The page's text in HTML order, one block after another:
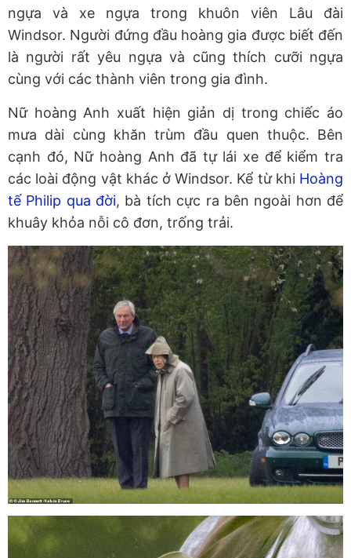
ngựa và xe ngựa trong khuôn viên Lâu đài
Windsor. Người đứng đầu hoàng gia được biết đến
là người rất yêu ngựa và cũng thích cưỡi ngựa
cùng với các thành viên trong gia đình.
Nữ hoàng Anh xuất hiện giản dị trong chiếc áo
mưa dài cùng khăn trùm đầu quen thuộc. Bên
cạnh đó, Nữ hoàng Anh đã tự lái xe để kiểm tra
các loài động vật khác ở Windsor. Kể từ khi Hoàng
tế Philip qua đời, bà tích cực ra bên ngoài hơn để
khuây khỏa nỗi cô đơn, trống trải.